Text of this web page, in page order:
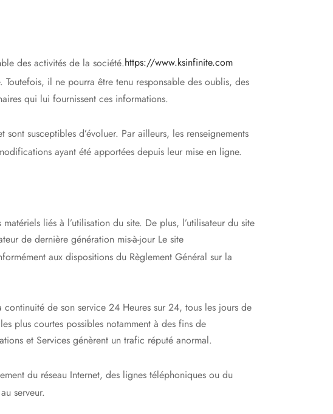
des activités de la société.https://www.ksinfinite.com
il ne pourra être tenu responsable des oublis, des
qui lui fournissent ces informations.
susceptibles d’évoluer. Par ailleurs, les renseignements
ayant été apportées depuis leur mise en ligne.
liés à l’utilisation du site. De plus, l’utilisateur du site
de dernière génération mis-à-jour Le site
aux dispositions du Règlement Général sur la
continuité de son service 24 Heures sur 24, tous les jours de
plus courtes possibles notamment à des fins de
et Services génèrent un trafic réputé anormal.
du réseau Internet, des lignes téléphoniques ou du
serveur.